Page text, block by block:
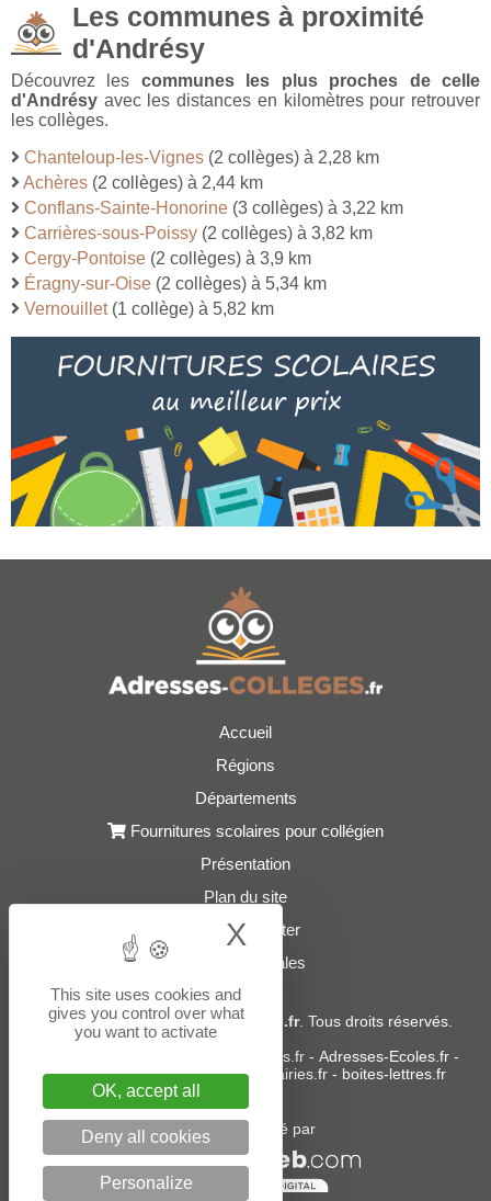
Les communes à proximité
d'Andrésy
Découvrez les communes les plus proches de celle
d'Andrésy avec les distances en kilomètres pour retrouver
les collèges.
Chanteloup-les-Vignes (2 collèges) à 2,28 km
Achères (2 collèges) à 2,44 km
Conflans-Sainte-Honorine (3 collèges) à 3,22 km
Carrières-sous-Poissy (2 collèges) à 3,82 km
Cergy-Pontoise (2 collèges) à 3,9 km
Éragny-sur-Oise (2 collèges) à 5,34 km
Vernouillet(1 collège) à 5,82 km
Accueil
Régions
Départements
Fournitures scolaires pour collégien
Présentation
Plan du site
Nous contacter
Mentions légales
© 2021 - 2026Adresses-Colleges.fr. Tous droits réservés.
donneespubliques.fr- Adresses-Ecoles.fr-
Adresses-Lycees.fr-Adresses-Mairies.fr- boites-lettres.fr
Un service édité par
This site uses cookies and
gives you control over what
you want to activate
OK, accept all
Deny all cookies
Personalize
X Hide cookie